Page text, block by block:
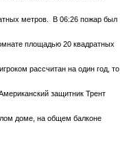
метров. В 06:26 пожар был
площадью 20 квадратных
рассчитан на один год, то
защитник Трент
доме, на общем балконе